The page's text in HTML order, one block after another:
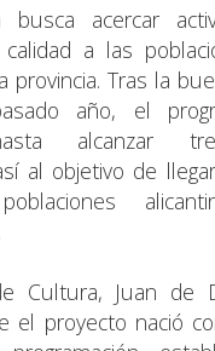
busca acercar
a las
provincia. Tras la
año, el
alcanzar
al objetivo de
Cultura, Juan de
el proyecto nació